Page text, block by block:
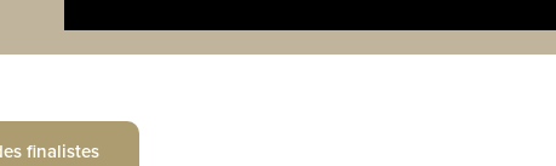
finalistes